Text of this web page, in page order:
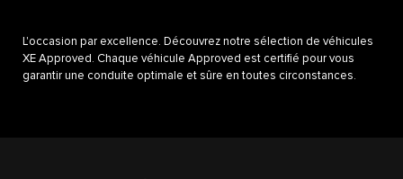
L'occasion par excellence. Découvrez notre sélection de véhicules
XE Approved. Chaque véhicule Approved est certifié pour vous
garantir une conduite optimale et sûre en toutes circonstances.